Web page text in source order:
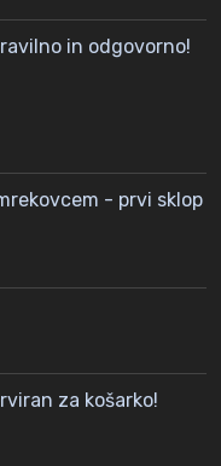
in odgovorno!
- prvi sklop
za košarko!